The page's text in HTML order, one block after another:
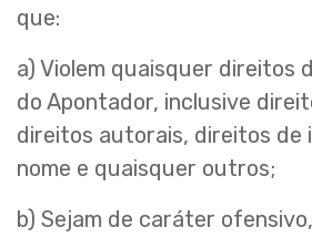
que:
a) Violem quaisquer direitos
do Apontador, inclusive
direitos autorais, direitos de
nome e quaisquer outros;
b) Sejam de caráter